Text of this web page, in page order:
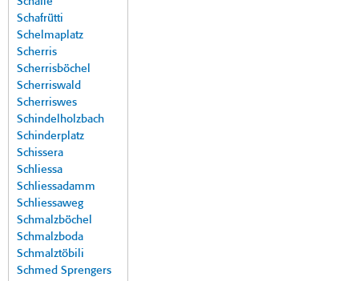
Schafrütti
Schelmaplatz
Scherris
Scherrisböchel
Scherriswald
Scherriswes
Schindelholzbach
Schinderplatz
Schissera
Schliessa
Schliessadamm
Schliessaweg
Schmalzböchel
Schmalzboda
Schmalztöbili
Schmed Sprengers